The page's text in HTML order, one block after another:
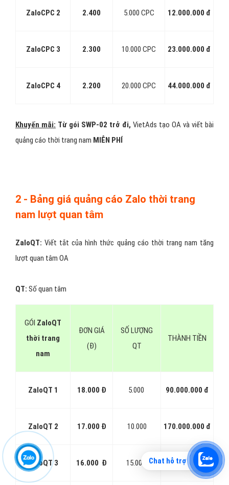
ZaloCPC 2 2.400 5.000 CPC 12.000.000 đ
ZaloCPC 3 2.300 10.000 CPC 23.000.000 đ
ZaloCPC 4 2.200 20.000 CPC 44.000.000 đ
Khuyến mãi: Từ gói SWP-02 trở đi, VietAds tạo OA và viết bài
quảng cáo thời trang nam MIỄN PHÍ
2 - Bảng giá quảng cáo Zalo thời trang
nam lượt quan tâm
ZaloQT: Viết tắt của hình thức quảng cáo thời trang nam tăng
lượt quan tâm OA
QT: Số quan tâm
GÓI ZaloQT
thời trang
nam
ĐƠN GIÁ
(Đ)
SỐ LƯỢNG
QT
THÀNH TIỀN
ZaloQT 1 18.000 Đ 5.000 90.000.000 đ
ZaloQT 2 17.000 Đ 10.000 170.000.000 đ
ZaloQT 3 16.000 Đ 15.000 240.000.000 đ
Chat hỗ trợ